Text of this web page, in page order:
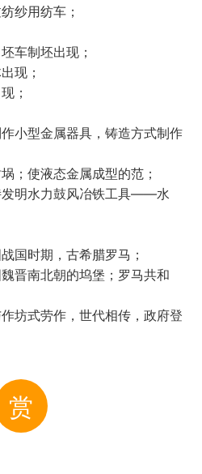
用纺车；
制坯出现；
；
；
型金属器具，铸造方式制作
液态金属成型的范；
水力鼓风冶铁工具——水
时期，古希腊罗马；
南北朝的坞堡；罗马共和
式劳作，世代相传，政府登
赏